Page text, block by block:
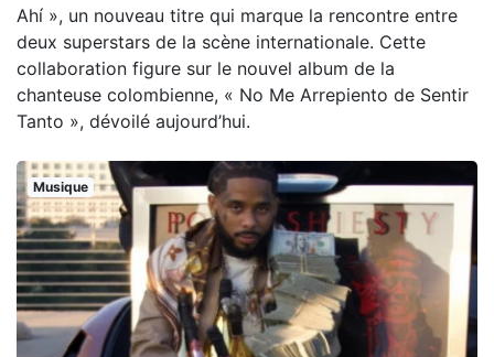
Ahí », un nouveau titre qui marque la rencontre entre
deux superstars de la scène internationale. Cette
collaboration figure sur le nouvel album de la
chanteuse colombienne, « No Me Arrepiento de Sentir
Tanto », dévoilé aujourd’hui.
Musique